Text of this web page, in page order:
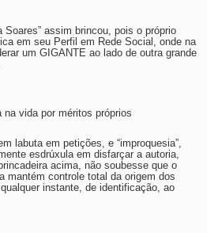
Soares” assim brincou, pois o próprio
em seu Perfil em Rede Social, onde na
um GIGANTE ao lado de outra grande
na vida por méritos próprios
labuta em petições, e “improquesia”,
esdrúxula em disfarçar a autoria,
acima, não soubesse que o
mantém controle total da origem dos
instante, de identificação, ao